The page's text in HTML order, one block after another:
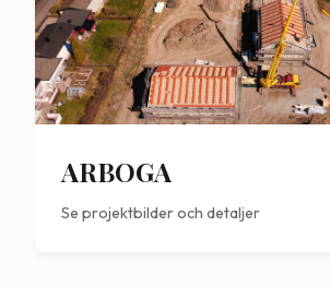
ARBOGA
Se projektbilder och detaljer